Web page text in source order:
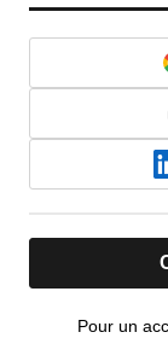
Pour un